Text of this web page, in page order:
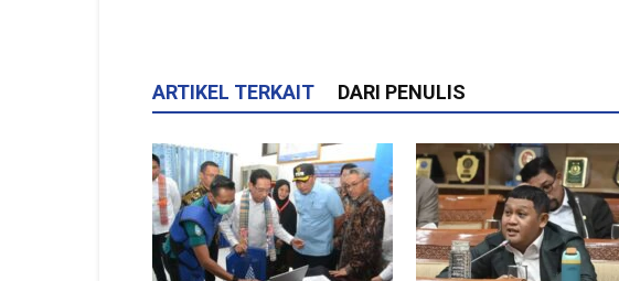
ARTIKEL TERKAIT DARI PENULIS